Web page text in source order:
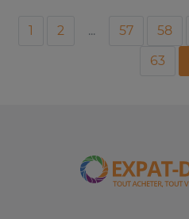
1 2 ... 57 58
63